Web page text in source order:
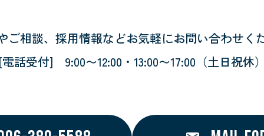
ご相談、採用情報などお気軽にお問い合わせく
話受付] 9:00〜12:00・13:00〜17:00 （土日祝休）